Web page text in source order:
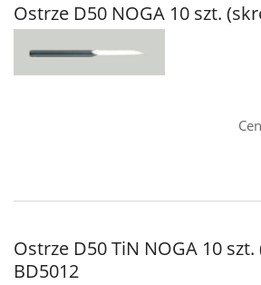
Ostrze D50 NOGA 10 szt.
Ostrze D50 TiN NOGA 10
BD5012